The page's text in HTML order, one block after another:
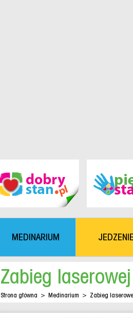
MEDINARIUM JEDZENIE
Zabieg
Strona główna > Medinarium > Zabieg